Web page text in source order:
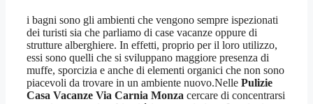
i bagni sono gli ambienti che vengono sempre ispezionati
dei turisti sia che parliamo di case vacanze oppure di
strutture alberghiere. In effetti, proprio per il loro utilizzo,
essi sono quelli che si sviluppano maggiore presenza di
muffe, sporcizia e anche di elementi organici che non sono
piacevoli da trovare in un ambiente nuovo.Nelle Pulizie
Casa Vacanze Via Carnia Monza cercare di concentrarsi